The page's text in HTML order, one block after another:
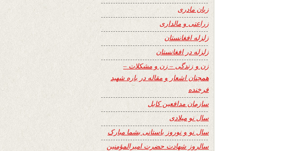
زبان مادری
زراعتی و مالداری
زلزله افغانستان
زلزله در افغانستان
زن و زندگی – زن و مشکلات –
همچنان اشعار و مقاله در باره شهید
فرخنده
سازمان مدافعین کابل
سال نو میلادی
سال نو و نوروز باستانی بشما مبارک
سالروز شهادت حضرت امیرالمؤمنین